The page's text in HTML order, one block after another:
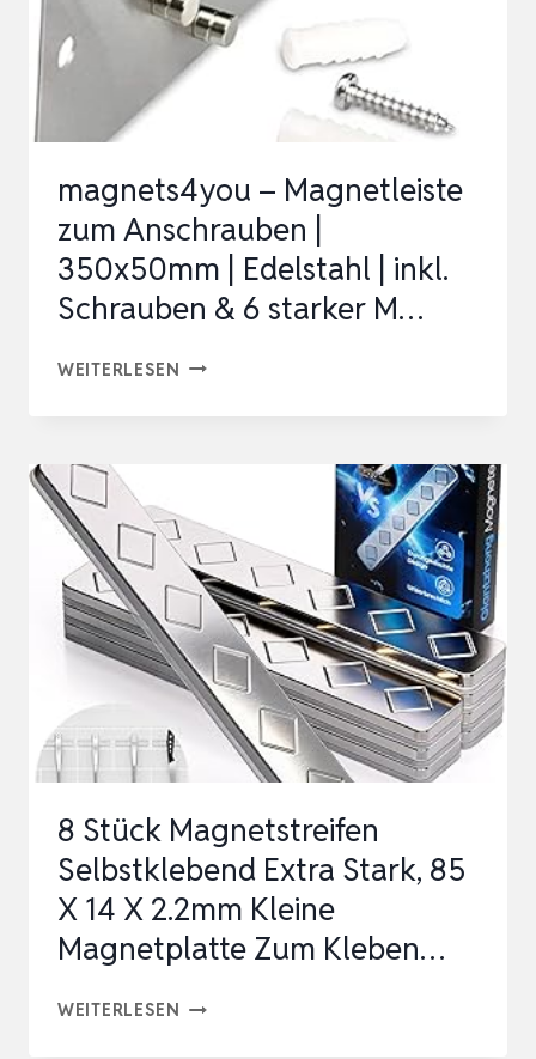
magnets4you – Magnetleiste
zum Anschrauben |
350x50mm | Edelstahl | inkl.
Schrauben & 6 starker M…
WEITERLESEN MAGNETS4YOU
ANSCHRAUBEN
|
350X50MM
|
EDELSTAHL
|
INKL.
SCHRAUBEN
6
STARKER
M…
8 Stück Magnetstreifen
Selbstklebend Extra Stark, 85
X 14 X 2.2mm Kleine
Magnetplatte Zum Kleben…
WEITERLESEN 8